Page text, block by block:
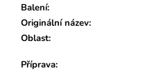
Balení:
Originální název:
Oblast:
Příprava: